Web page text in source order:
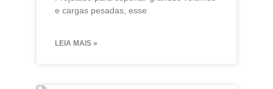
e cargas pesadas, esse
LEIA MAIS »